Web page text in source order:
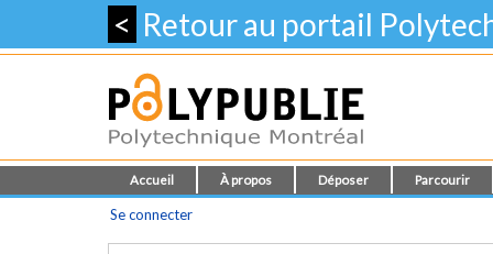
< Retour au portail
Accueil À propos Déposer Parcourir
Se connecter